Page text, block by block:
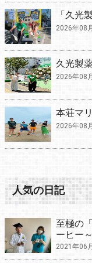
「久光
2026年08
久光製
2026年08
本荘マ
2026年08
人気の日記
至極の
ーヒー～
2021年06